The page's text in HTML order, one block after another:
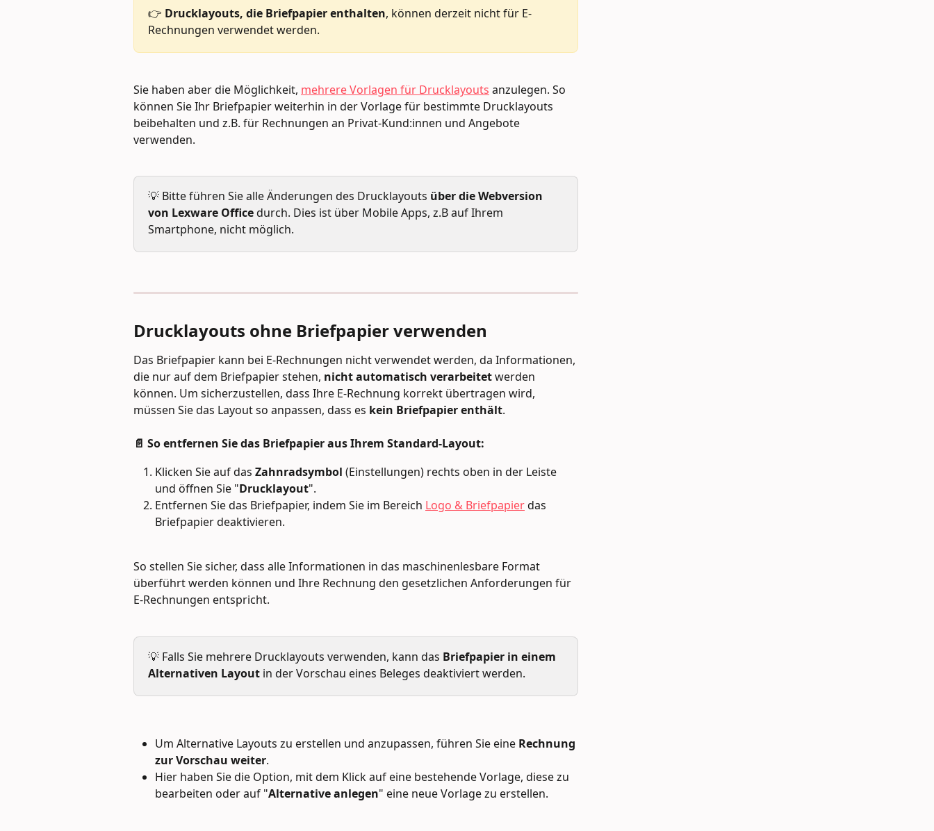
👉 Drucklayouts, die Briefpapier enthalten, können derzeit nicht für E-
Rechnungen verwendet werden.
Sie haben aber die Möglichkeit, mehrere Vorlagen für Drucklayouts anzulegen. So
können Sie Ihr Briefpapier weiterhin in der Vorlage für bestimmte Drucklayouts
beibehalten und z.B. für Rechnungen an Privat-Kund:innen und Angebote
verwenden.
💡 Bitte führen Sie alle Änderungen des Drucklayouts über die Webversion
von Lexware Office durch. Dies ist über Mobile Apps, z.B auf Ihrem
Smartphone, nicht möglich.
Drucklayouts ohne Briefpapier verwenden
Das Briefpapier kann bei E-Rechnungen nicht verwendet werden, da Informationen,
die nur auf dem Briefpapier stehen, nicht automatisch verarbeitet werden
können. Um sicherzustellen, dass Ihre E-Rechnung korrekt übertragen wird,
müssen Sie das Layout so anpassen, dass es kein Briefpapier enthält.
📄 So entfernen Sie das Briefpapier aus Ihrem Standard-Layout:
Klicken Sie auf das Zahnradsymbol (Einstellungen) rechts oben in der Leiste
und öffnen Sie "Drucklayout".
Entfernen Sie das Briefpapier, indem Sie im Bereich Logo & Briefpapier das
Briefpapier deaktivieren.
So stellen Sie sicher, dass alle Informationen in das maschinenlesbare Format
überführt werden können und Ihre Rechnung den gesetzlichen Anforderungen für
E-Rechnungen entspricht.
💡 Falls Sie mehrere Drucklayouts verwenden, kann das Briefpapier in einem
Alternativen Layout in der Vorschau eines Beleges deaktiviert werden.
Um Alternative Layouts zu erstellen und anzupassen, führen Sie eine Rechnung
zur Vorschau weiter.
Hier haben Sie die Option, mit dem Klick auf eine bestehende Vorlage, diese zu
bearbeiten oder auf "Alternative anlegen" eine neue Vorlage zu erstellen.